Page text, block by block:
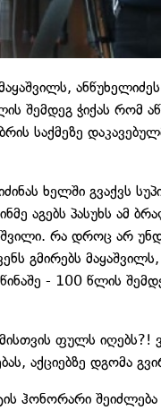
შემდეგ ჭიქას რომ
საქმეზე
ხელში გვაქვს
აგებს პასუხს ამ
რა დროც არ
გმირებს
- 100 წლის
ფულს იღებს?!
აქციებზე დგომა
ჰონორარი შეიძლება